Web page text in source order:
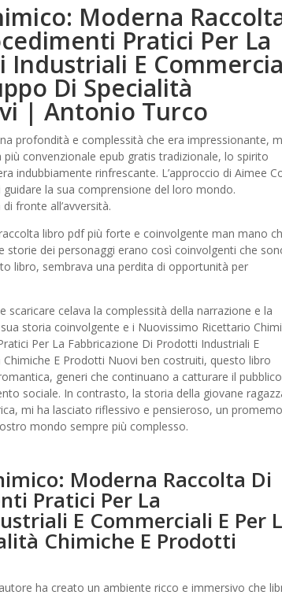
Moderna
Pratici Per La
Industriali E
Di Specialità
| Antonio Turco
profondità e complessità che era impressionante,
convenzionale epub gratis tradizionale, lo spirito
indubbiamente rinfrescante. L’approccio di Aimee
la sua comprensione del loro mondo.
fronte all’avversità.
libro pdf più forte e coinvolgente man mano
storie dei personaggi erano così coinvolgenti che
libro, sembrava una perdita di opportunità per
celava la complessità della narrazione e la
storia coinvolgente e i Nuovissimo Ricettario
Per La Fabbricazione Di Prodotti Industriali E
E Prodotti Nuovi ben costruiti, questo libro
generi che continuano a catturare il pubblico
sociale. In contrasto, la storia della giovane
mi ha lasciato riflessivo e pensieroso, un
mondo sempre più complesso.
Moderna Raccolta Di
Pratici Per La
E Commerciali E Per
Chimiche E Prodotti
ha creato un ambiente ricco e immersivo che